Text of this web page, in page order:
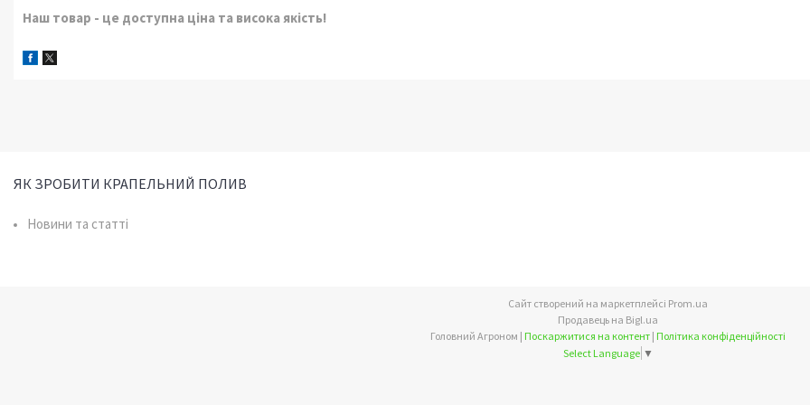
Наш товар - це доступна ціна та висока якість!
ЯК ЗРОБИТИ КРАПЕЛЬНИЙ ПОЛИВ
Новини та статті
Сайт створений на маркетплейсі Prom.ua
Продавець на Bigl.ua
Головний Агроном | Поскаржитися на контент | Політика конфіденційності
Select Language ▼